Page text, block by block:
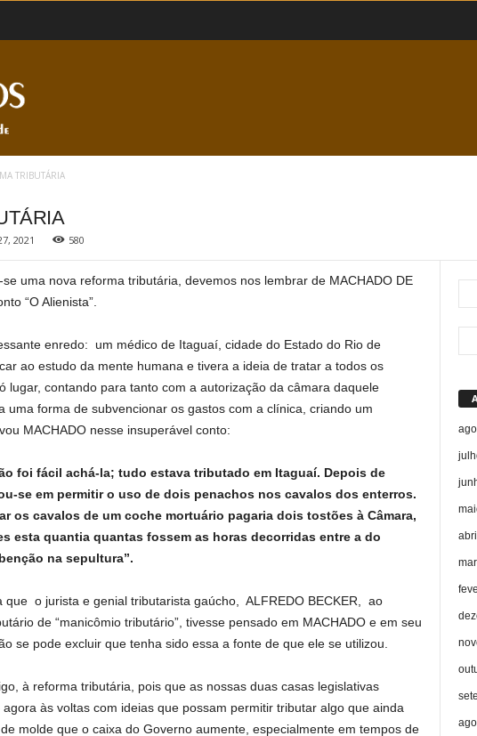
TRIBUTÁRIA
2021 580
uma nova reforma tributária, devemos nos lembrar de MACHADO DE
“O Alienista”.
enredo: um médico de Itaguaí, cidade do Estado do Rio de
ao estudo da mente humana e tivera a ideia de tratar a todos os
lugar, contando para tanto com a autorização da câmara daquele
uma forma de subvencionar os gastos com a clínica, criando um
MACHADO nesse insuperável conto:
foi fácil achá-la; tudo estava tributado em Itaguaí. Depois de
se em permitir o uso de dois penachos nos cavalos dos enterros.
os cavalos de um coche mortuário pagaria dois tostões à Câmara,
esta quantia quantas fossem as horas decorridas entre a do
na sepultura”.
que o jurista e genial tributarista gaúcho, ALFREDO BECKER, ao
de “manicômio tributário”, tivesse pensado em MACHADO e em seu
se pode excluir que tenha sido essa a fonte de que ele se utilizou.
à reforma tributária, pois que as nossas duas casas legislativas
às voltas com ideias que possam permitir tributar algo que ainda
molde que o caixa do Governo aumente, especialmente em tempos de